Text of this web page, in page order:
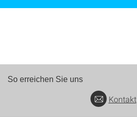
So erreichen Sie uns
Kontakt